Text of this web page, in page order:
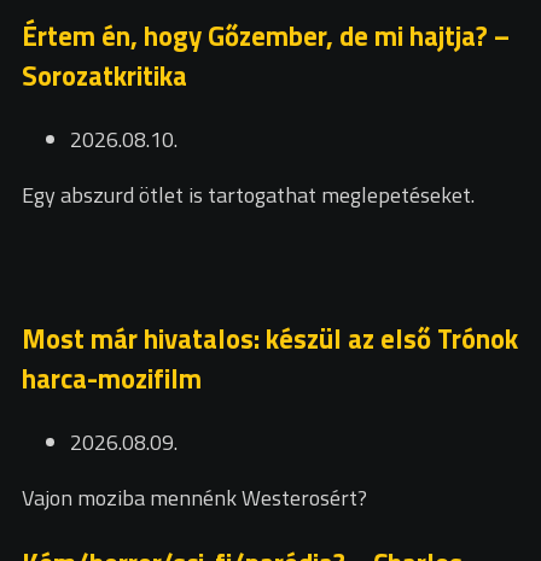
Értem én, hogy Gőzember, de mi hajtja? –
Sorozatkritika
2026.08.10.
Egy abszurd ötlet is tartogathat meglepetéseket.
Most már hivatalos: készül az első Trónok
harca-mozifilm
2026.08.09.
Vajon moziba mennénk Westerosért?